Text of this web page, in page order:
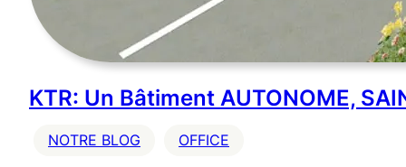
KTR: Un Bâtiment AUTONOME,
NOTRE BLOG OFFICE